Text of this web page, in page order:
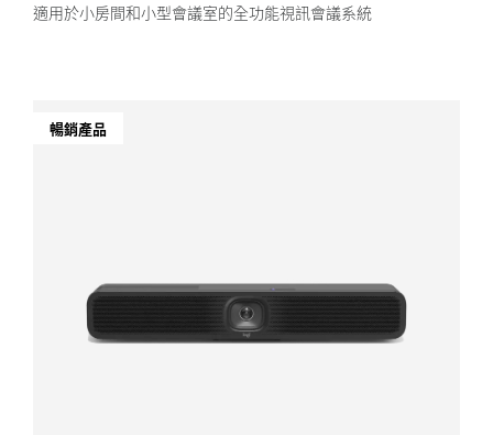
適用於小房間和小型會議室的全功能視訊會議系統
暢銷產品